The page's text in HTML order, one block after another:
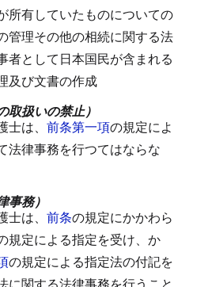
所有していたものについての
管理その他の相続に関する法
者として日本国民が含まれる
及び文書の作成
取扱いの禁止）
は、 前条第一項の規定によ
法律事務を行つてはならな
事務）
は、 前条の規定にかかわら
規定による指定を受け、か
の規定による指定法の付記を